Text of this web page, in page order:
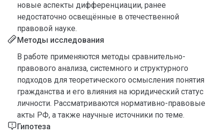
новые аспекты дифференциации, ранее
недостаточно освещённые в отечественной
правовой науке.
Методы исследования
В работе применяются методы сравнительно-
правового анализа, системного и структурного
подходов для теоретического осмысления понятия
гражданства и его влияния на юридический статус
личности. Рассматриваются нормативно-правовые
акты РФ, а также научные источники по теме.
Гипотеза